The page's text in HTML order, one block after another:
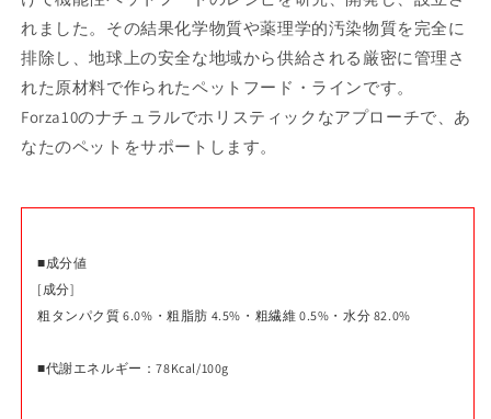
れました。その結果化学物質や薬理学的汚染物質を完全に
排除し、地球上の安全な地域から供給される厳密に管理さ
れた原材料で作られたペットフード・ラインです。
Forza10のナチュラルでホリスティックなアプローチで、あ
なたのペットをサポートします。
■成分値
[成分]
粗タンパク質 6.0%・粗脂肪 4.5%・粗繊維 0.5%・水分 82.0%
■代謝エネルギー：78Kcal/100g